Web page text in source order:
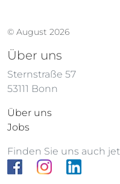
© August 2026
Über uns
Sternstraße 57
53111 Bonn
Über uns
Jobs
Finden Sie uns auch